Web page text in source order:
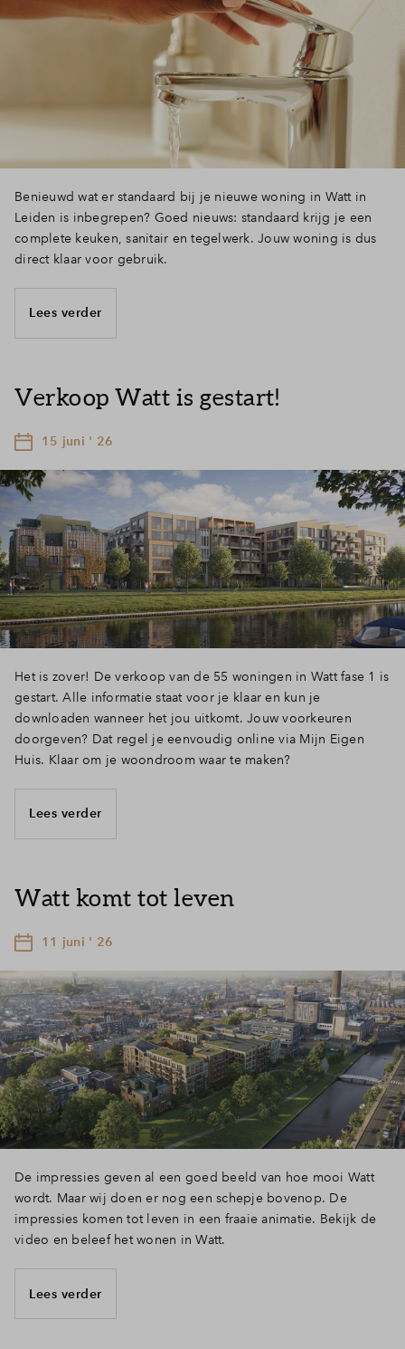
Benieuwd wat er standaard bij je nieuwe woning in Watt in
Leiden is inbegrepen? Goed nieuws: standaard krijg je een
complete keuken, sanitair en tegelwerk. Jouw woning is dus
direct klaar voor gebruik.
Lees verder
Verkoop Watt is gestart!
15 juni ' 26
Het is zover! De verkoop van de 55 woningen in Watt fase 1 is
gestart. Alle informatie staat voor je klaar en kun je
downloaden wanneer het jou uitkomt. Jouw voorkeuren
doorgeven? Dat regel je eenvoudig online via Mijn Eigen
Huis. Klaar om je woondroom waar te maken?
Lees verder
Watt komt tot leven
11 juni ' 26
De impressies geven al een goed beeld van hoe mooi Watt
wordt. Maar wij doen er nog een schepje bovenop. De
impressies komen tot leven in een fraaie animatie. Bekijk de
video en beleef het wonen in Watt.
Lees verder